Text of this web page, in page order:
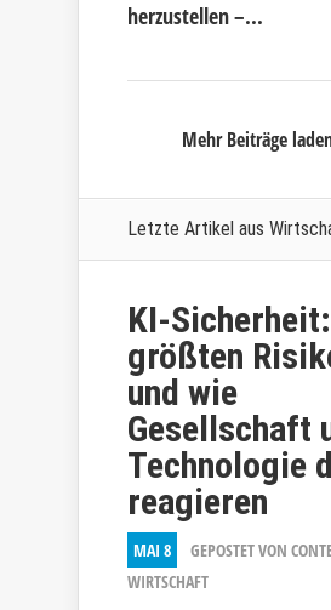
herzustellen –...
Mehr Beiträge
Letzte Artikel aus
KI-
größten
und wie
Gesellschaft
Technologie
reagieren
MAI 8 GEPOSTET VON
WIRTSCHAFT